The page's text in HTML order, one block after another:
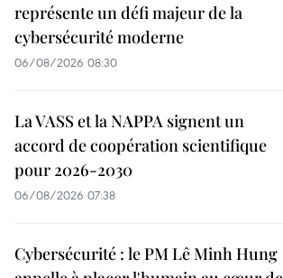
représente un défi majeur de la
cybersécurité moderne
06/08/2026 08:30
La VASS et la NAPPA signent un
accord de coopération scientifique
pour 2026-2030
06/08/2026 07:38
Cybersécurité : le PM Lê Minh Hung